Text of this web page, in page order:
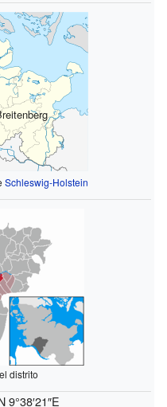
Schleswig-Holstein
distrito
9°38′21″E